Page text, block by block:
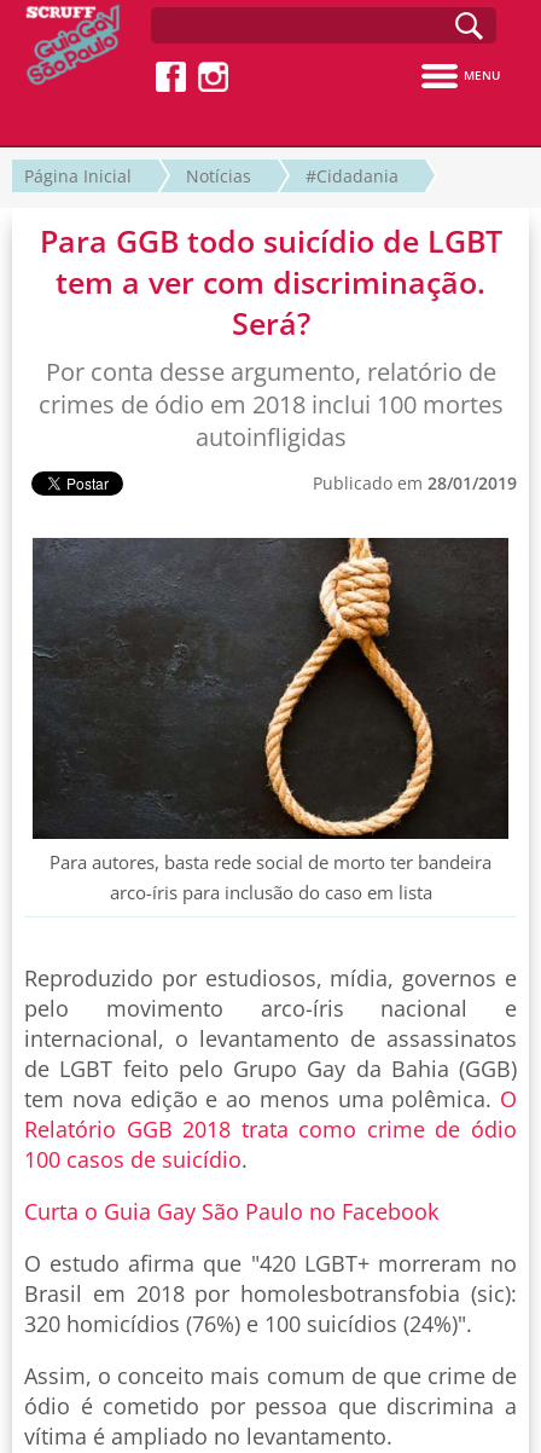
MENU
Página Inicial Notícias #Cidadania
Para GGB todo suicídio de LGBT
tem a ver com discriminação.
Será?
Por conta desse argumento, relatório de
crimes de ódio em 2018 inclui 100 mortes
autoinfligidas
Publicado em 28/01/2019
Para autores, basta rede social de morto ter bandeira
arco-íris para inclusão do caso em lista
Reproduzido por estudiosos, mídia, governos e
pelo movimento arco-íris nacional e
internacional, o levantamento de assassinatos
de LGBT feito pelo Grupo Gay da Bahia (GGB)
tem nova edição e ao menos uma polêmica. O
Relatório GGB 2018 trata como crime de ódio
100 casos de suicídio.
Curta o Guia Gay São Paulo no Facebook
O estudo afirma que "420 LGBT+ morreram no
Brasil em 2018 por homolesbotransfobia (sic):
320 homicídios (76%) e 100 suicídios (24%)".
Assim, o conceito mais comum de que crime de
ódio é cometido por pessoa que discrimina a
vítima é ampliado no levantamento.